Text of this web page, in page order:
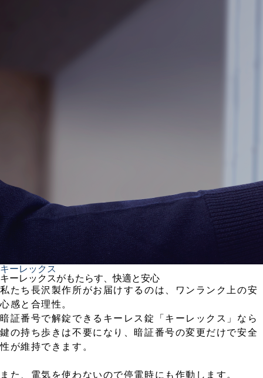
キーレックス
キーレックスがもたらす、快適と安心
私たち長沢製作所がお届けするのは、ワンランク上の安
心感と合理性。
暗証番号で解錠できるキーレス錠「キーレックス」なら
鍵の持ち歩きは不要になり、暗証番号の変更だけで安全
性が維持できます。
また、電気を使わないので停電時にも作動します。